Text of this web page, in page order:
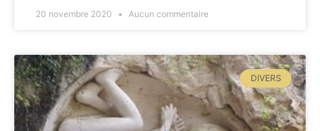
20 novembre 2020 Aucun commentaire
DIVERS